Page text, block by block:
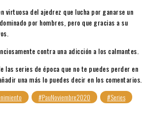
virtuosa del ajedrez que lucha por ganarse un
por hombres, pero que gracias a su
contra una adicción a los calmantes.
las series de época que no te puedes perder en
una más lo puedes decir en los comentarios.
#PauNoviembre2020 #Series